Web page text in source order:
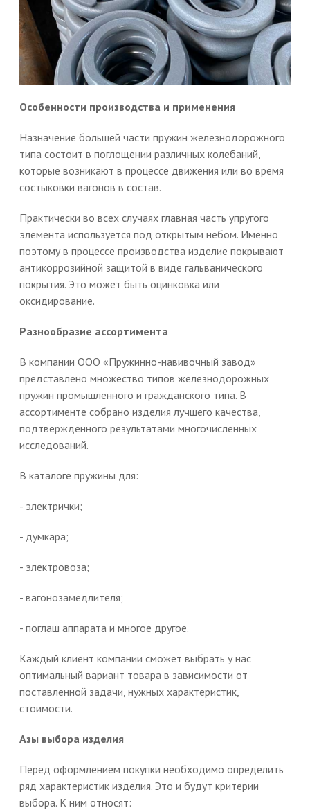
Особенности производства и применения
Назначение большей части пружин железнодорожного
типа состоит в поглощении различных колебаний,
которые возникают в процессе движения или во время
состыковки вагонов в состав.
Практически во всех случаях главная часть упругого
элемента используется под открытым небом. Именно
поэтому в процессе производства изделие покрывают
антикоррозийной защитой в виде гальванического
покрытия. Это может быть оцинковка или
оксидирование.
Разнообразие ассортимента
В компании ООО «Пружинно-навивочный завод»
представлено множество типов железнодорожных
пружин промышленного и гражданского типа. В
ассортименте собрано изделия лучшего качества,
подтвержденного результатами многочисленных
исследований.
В каталоге пружины для:
- электрички;
- думкара;
- электровоза;
- вагонозамедлителя;
- поглаш аппарата и многое другое.
Каждый клиент компании сможет выбрать у нас
оптимальный вариант товара в зависимости от
поставленной задачи, нужных характеристик,
стоимости.
Азы выбора изделия
Перед оформлением покупки необходимо определить
ряд характеристик изделия. Это и будут критерии
выбора. К ним относят: